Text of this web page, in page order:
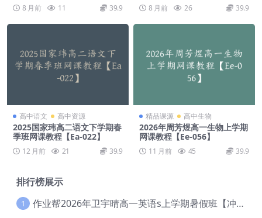
8 月前 11 39.9 8 月前 26 39.9
高中语文 高中资源
2025国家玮高二语文下学期春
季班网课教程【Ea-022】
12 月前 21 39.9
精品课源 高中生物
2026年周芳煜高一生物上学期
网课教程【Ee-056】
11 月前 45 39.9
排行榜展示
1 作业帮2026年卫宇晴高一英语s上学期暑假班【冲顶班】【Ec-003】